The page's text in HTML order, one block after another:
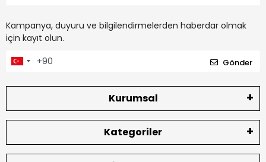
Kampanya, duyuru ve bilgilendirmelerden haberdar olmak
için kayıt olun.
Gönder
Kurumsal
Kategoriler